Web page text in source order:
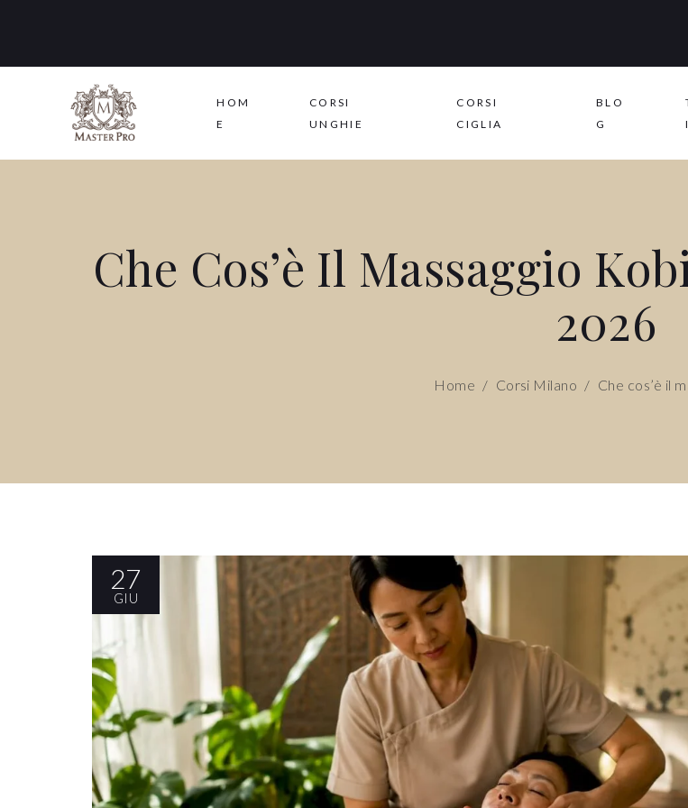
HOM
E
CORSI
UNGHIE
CORSI
CIGLIA
BLO
G
I
Che Cos’è Il Massaggio
2026
Home / Corsi Milano /
27
GIU